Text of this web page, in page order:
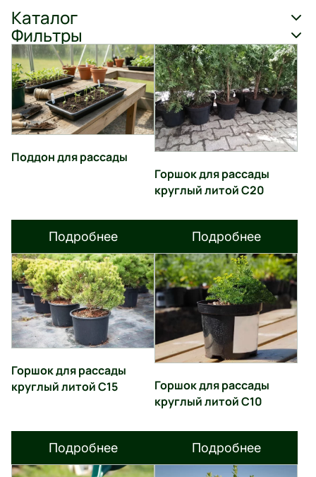
Каталог
Фильтры
Поддон для рассады
Подробнее
Горшок для рассады
круглый литой С20
Подробнее
Горшок для рассады
круглый литой С15
Подробнее
Горшок для рассады
круглый литой С10
Подробнее